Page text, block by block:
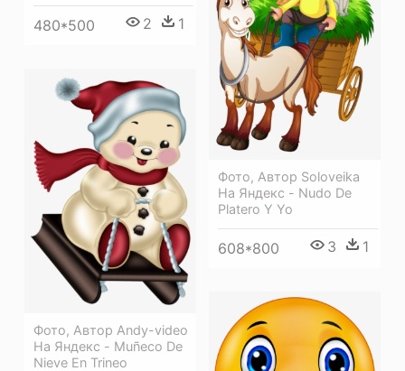
480*500 2 1
Фото, Автор Soloveika
На Яндекс - Nudo De
Platero Y Yo
608*800 3 1
Фото, Автор Andy-video
На Яндекс - Muñeco De
Nieve En Trineo